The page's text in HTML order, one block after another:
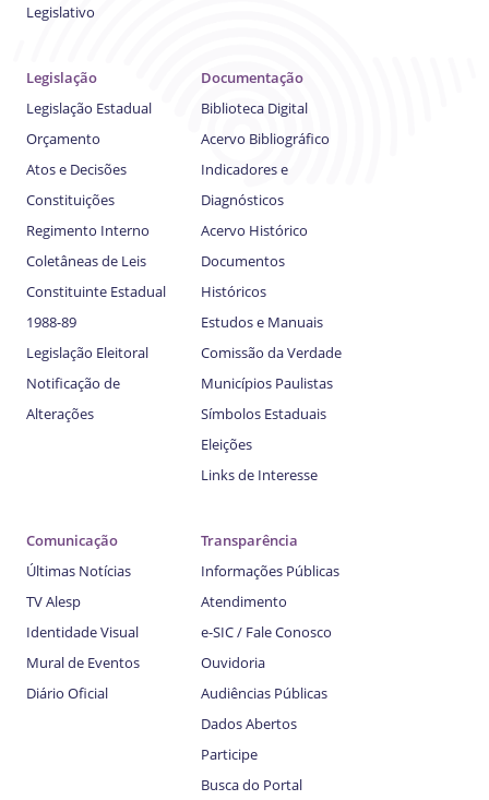
Legislativo
Legislação
Legislação Estadual
Orçamento
Atos e Decisões
Constituições
Regimento Interno
Coletâneas de Leis
Constituinte Estadual
1988-89
Legislação Eleitoral
Notificação de
Alterações
Documentação
Biblioteca Digital
Acervo Bibliográfico
Indicadores e
Diagnósticos
Acervo Histórico
Documentos
Históricos
Estudos e Manuais
Comissão da Verdade
Municípios Paulistas
Símbolos Estaduais
Eleições
Links de Interesse
Comunicação
Últimas Notícias
TV Alesp
Identidade Visual
Mural de Eventos
Diário Oficial
Transparência
Informações Públicas
Atendimento
e-SIC / Fale Conosco
Ouvidoria
Audiências Públicas
Dados Abertos
Participe
Busca do Portal